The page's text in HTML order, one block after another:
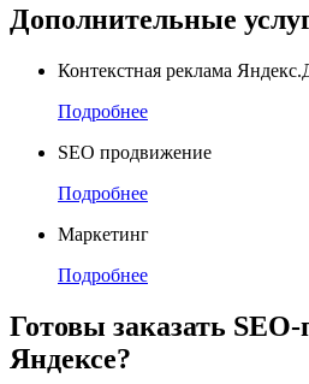
Дополнительные
Контекстная реклама
Подробнее
SEO продвижение
Подробнее
Маркетинг
Подробнее
Готовы заказать
Яндексе?